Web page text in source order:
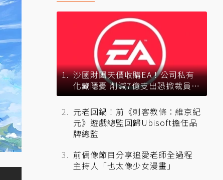
沙國財團天價收購EA！公司私有
化藏隱憂 削減7億支出恐掀裁員風
暴？
元老回鍋！前《刺客教條：維京紀
元》遊戲總監回歸Ubisoft擔任品
牌總監
前偶像節目分享追愛老師全過程
主持人「也太像少女漫畫」